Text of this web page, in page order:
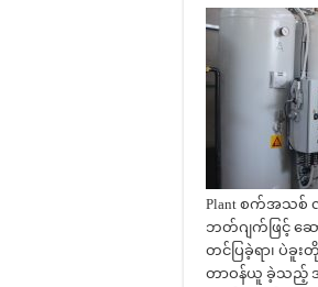
Plant စက်အသစ်
ဘတ်ဂျက်ဖြင့် ဆေ
တင်ပြခဲ့ရာ၊ ပဲခူ
တာဝန်ယူ ခဲ့သည့် အ